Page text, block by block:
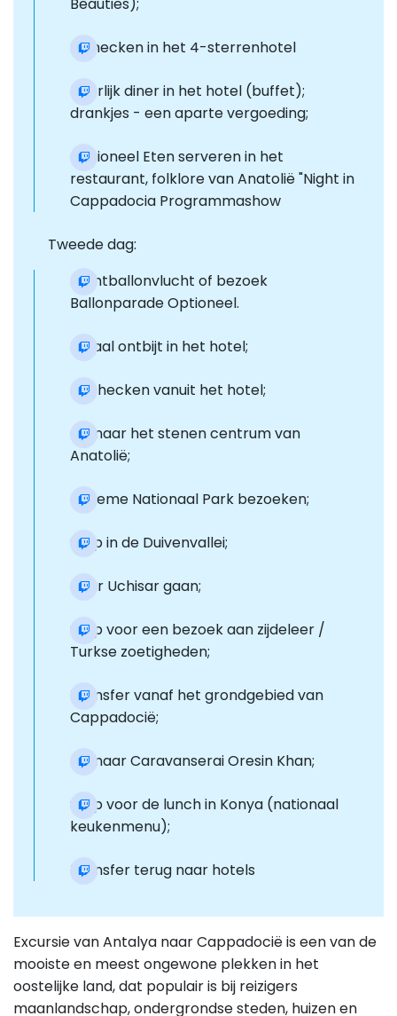
Beauties);
Inchecken in het 4-sterrenhotel
Heerlijk diner in het hotel (buffet);
drankjes - een aparte vergoeding;
Optioneel Eten serveren in het
restaurant, folklore van Anatolië "Night in
Cappadocia Programmashow
Tweede dag:
Luchtballonvlucht of bezoek
Ballonparade Optioneel.
Lokaal ontbijt in het hotel;
Uitchecken vanuit het hotel;
Ga naar het stenen centrum van
Anatolië;
Goreme Nationaal Park bezoeken;
Stop in de Duivenvallei;
Naar Uchisar gaan;
Stop voor een bezoek aan zijdeleer /
Turkse zoetigheden;
Transfer vanaf het grondgebied van
Cappadocië;
Ga naar Caravanserai Oresin Khan;
Stop voor de lunch in Konya (nationaal
keukenmenu);
Transfer terug naar hotels
Excursie van Antalya naar Cappadocië is een van de
mooiste en meest ongewone plekken in het
oostelijke land, dat populair is bij reizigers
maanlandschap, ondergrondse steden, huizen en